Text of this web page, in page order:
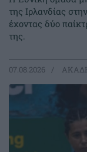
της Ιρλανδίας
έχοντας δύο
της.
07.08.2026